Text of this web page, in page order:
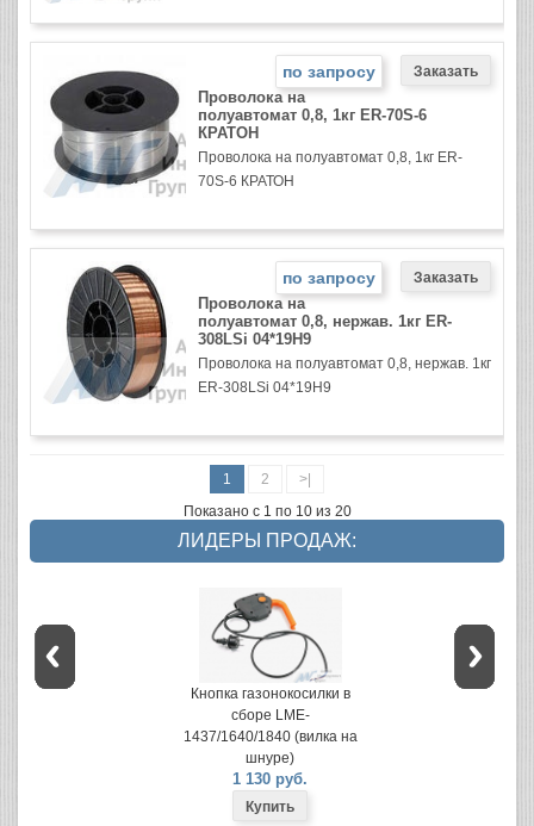
по запросу
Проволока на
полуавтомат 0,8, 1кг ER-70S-6
КРАТОН
Проволока на полуавтомат 0,8, 1кг ER-
70S-6 КРАТОН
по запросу
Проволока на
полуавтомат 0,8, нержав. 1кг ER-
308LSi 04*19H9
Проволока на полуавтомат 0,8, нержав. 1кг
ER-308LSi 04*19H9
1 2
>|
Показано с 1 по 10 из 20
ЛИДЕРЫ ПРОДАЖ:
Кнопка газонокосилки в
сборе LME-
1437/1640/1840 (вилка на
шнуре)
1 130 руб.